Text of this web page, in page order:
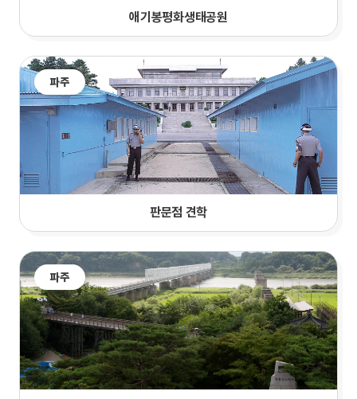
애기봉평화생태공원
파주
판문점 견학
파주